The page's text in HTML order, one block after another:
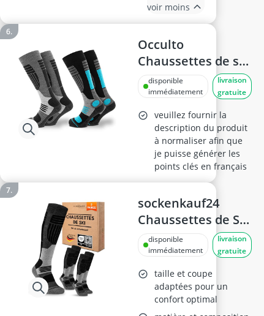
voir moins
Occulto
Chaussettes de ski
femme - 2 paires
rembourrées,
Turquoise/Blanc,
taille 35-38
disponible
immédiatement
livraison
gratuite
veuillez fournir la
description du produit
à normaliser afin que
je puisse générer les
points clés en français
sockenkauf24
Chaussettes de Ski
Laine Merinos 43-
46
disponible
immédiatement
livraison
gratuite
taille et coupe
adaptées pour un
confort optimal